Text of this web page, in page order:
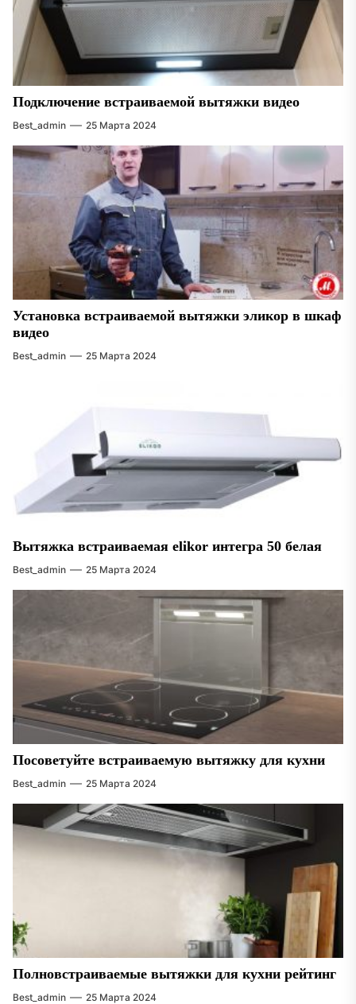
Подключение встраиваемой вытяжки видео
Best_admin 25 Марта 2024
Установка встраиваемой вытяжки эликор в шкаф
видео
Best_admin 25 Марта 2024
Вытяжка встраиваемая elikor интегра 50 белая
Best_admin 25 Марта 2024
Посоветуйте встраиваемую вытяжку для кухни
Best_admin 25 Марта 2024
Полновстраиваемые вытяжки для кухни рейтинг
Best_admin
25 Марта 2024